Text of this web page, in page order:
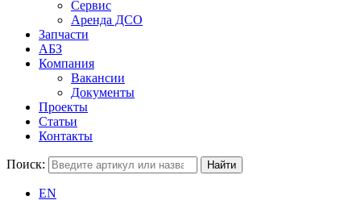
Сервис
Аренда ДСО
Запчасти
АБЗ
Компания
Вакансии
Документы
Проекты
Статьи
Контакты
Поиск:
EN